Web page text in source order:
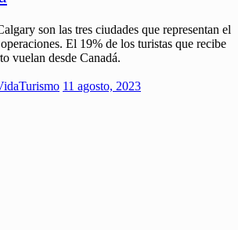
son las tres ciudades que representan el
El 19% de los turistas que recibe
vuelan desde Canadá.
Turismo 11 agosto, 2023